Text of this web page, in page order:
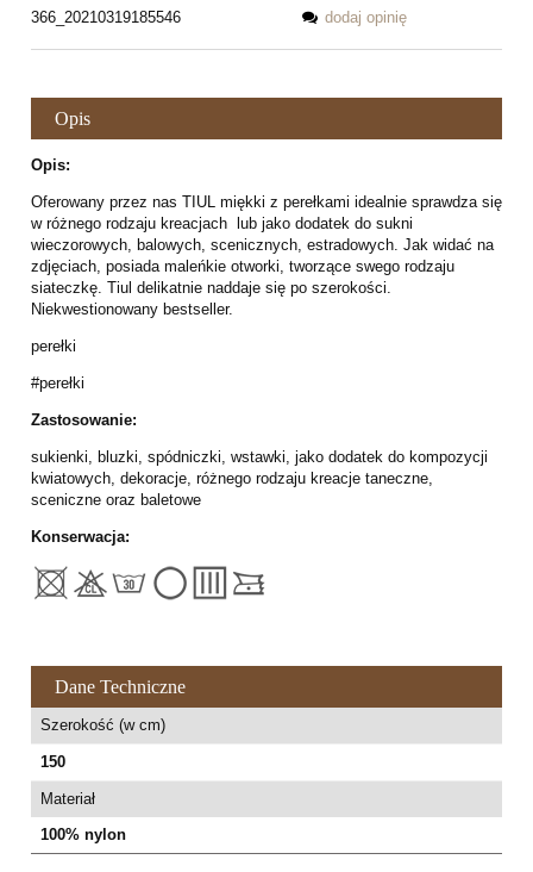
366_20210319185546
dodaj opinię
Opis
Opis:
Oferowany przez nas TIUL miękki z perełkami idealnie sprawdza się
w różnego rodzaju kreacjach lub jako dodatek do sukni
wieczorowych, balowych, scenicznych, estradowych. Jak widać na
zdjęciach, posiada maleńkie otworki, tworzące swego rodzaju
siateczkę. Tiul delikatnie naddaje się po szerokości.
Niekwestionowany bestseller.
perełki
#perełki
Zastosowanie:
sukienki, bluzki, spódniczki, wstawki, jako dodatek do kompozycji
kwiatowych, dekoracje, różnego rodzaju kreacje taneczne,
sceniczne oraz baletowe
Konserwacja:
Dane Techniczne
Szerokość (w cm)
150
Materiał
100% nylon